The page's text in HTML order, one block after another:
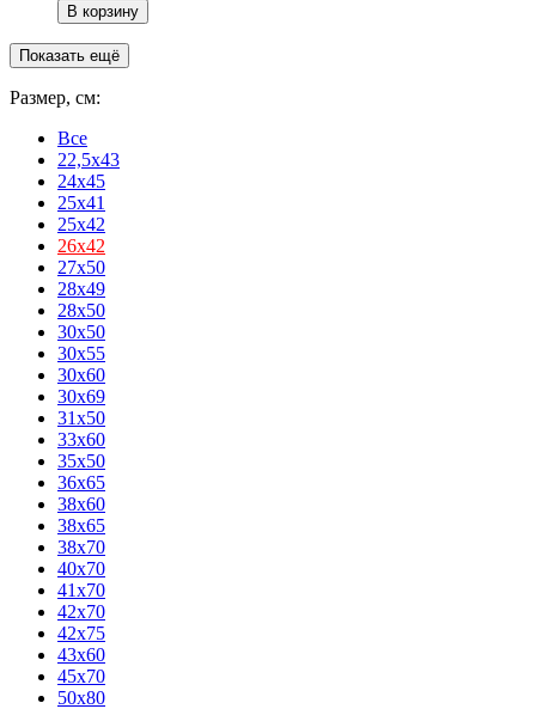
В корзину
Показать ещё
Размер, см:
Все
22,5x43
24x45
25x41
25x42
26x42
27x50
28x49
28x50
30x50
30x55
30x60
30x69
31x50
33x60
35x50
36x65
38x60
38x65
38x70
40x70
41x70
42x70
42x75
43x60
45x70
50x80